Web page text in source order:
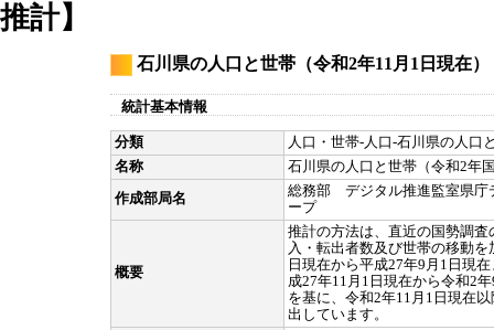
推計】
石川県の人口と世帯（令和2年11月1日現在
統計基本情報
分類
人口・世帯-人口-石川県の人口
名称
石川県の人口と世帯（令和2年
作成部局名
総務部 デジタル推進監室県庁
ープ
概要
推計の方法は、直近の国勢調
入・転出者数及び世帯の移動
日現在から平成27年9月1日現
成27年11月1日現在から令和2
を基に、令和2年11月1日現在
出しています。